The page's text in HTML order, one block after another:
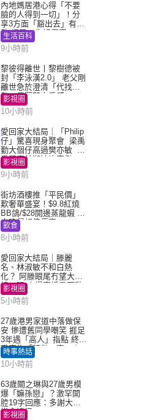
內地媽居港心得「不要
臉的人得到一切」！分
享3方面「豁出去」有著
數 網民：你好厲害
生活百科
9小時前
黎彼得離世丨黎樹德被
封「李泳漢2.0」 老父剛
離世急於澄清「代找卡
數」傳聞惹人反感
影視圈
10小時前
愛回家大結局｜「Philip
仔」驚喜現身聚會 梁禹
勤大個仔高過樊亦敏 超
乖黐實林淑敏許家傑
影視圈
9小時前
街坊酒樓推「平民價」
歎奢華盛宴！$9.8紅燒
BB鴿/$28開邊蒸龍蝦 3
大晚餐超值優惠
飲食
8小時前
愛回家大結局｜滕麗
名、林淑敏不和白熱
化？ 阿滕眼尾冇望大小
姐一眼 商場直播零互動
影視圈
5小時前
27歲港男家道中落做保
安 慘遭舊同學嘲笑 捱足
3年遇「高人」指點 終辭
職宣告「轉做一事」｜
Juicy叮
時事熱話
10小時前
63歲關之琳與27歲男模
爆「嫲孫戀」？激罕開
腔19字回應：多謝大家
掛念近況
影視圈